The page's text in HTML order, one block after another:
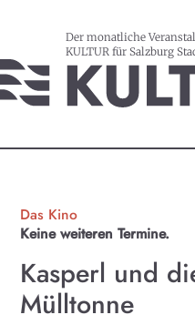
Der monatliche
KULTUR für Salzburg
Das Kino
Keine weiteren Termine.
Kasperl und
Mülltonne